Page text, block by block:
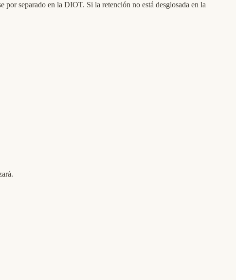
por separado en la DIOT. Si la retención no está desglosada en la